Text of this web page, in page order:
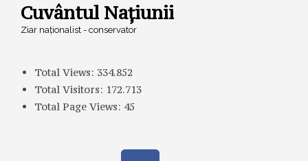
Cuvântul Națiunii
Ziar naționalist - conservator
Total Views: 334.852
Total Visitors: 172.713
Total Page Views: 45